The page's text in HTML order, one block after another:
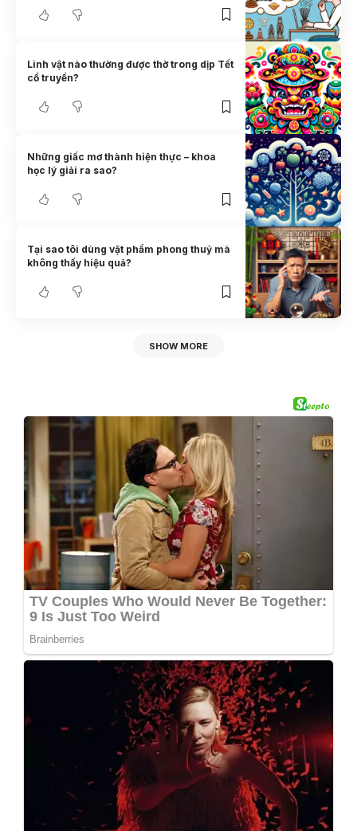
Linh vật nào thường được thờ trong dịp Tết
cổ truyền?
Những giấc mơ thành hiện thực – khoa
học lý giải ra sao?
Tại sao tôi dùng vật phẩm phong thuỷ mà
không thấy hiệu quả?
SHOW MORE